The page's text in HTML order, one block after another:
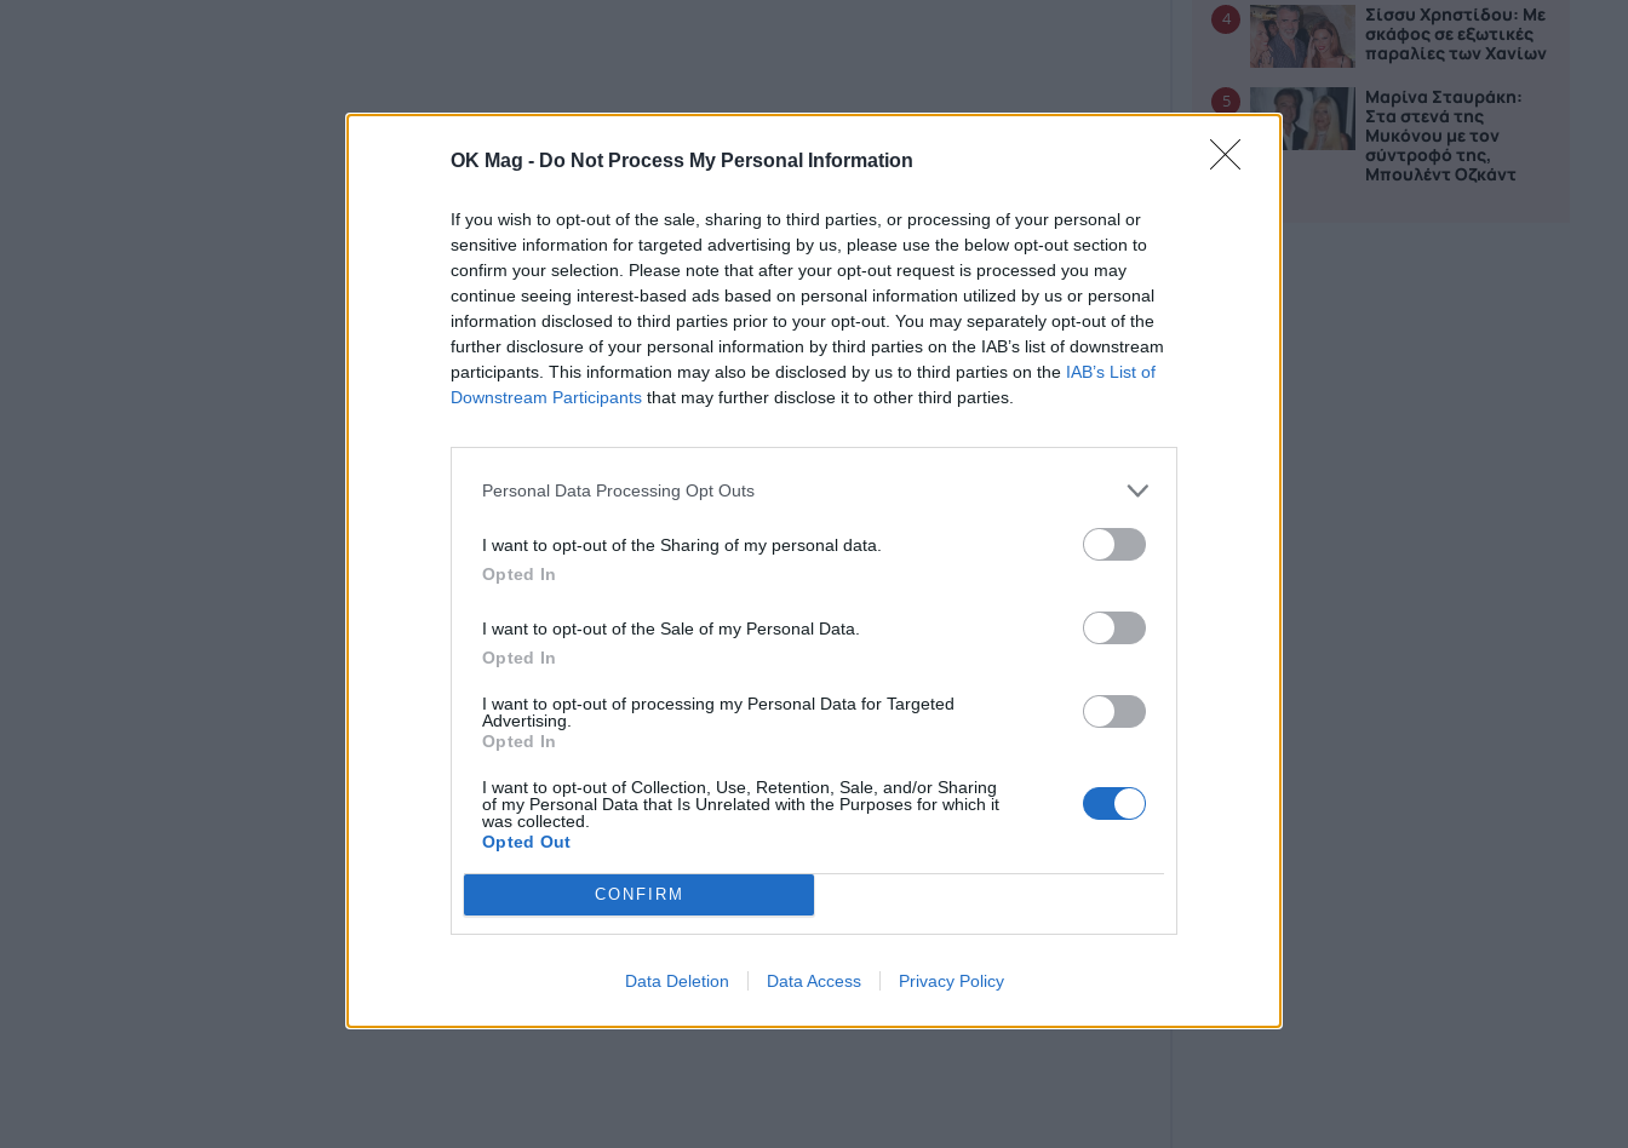
OK Mag - Do Not Process My Personal Information
If you wish to opt-out of the sale, sharing to third parties, or processing of your personal or
sensitive information for targeted advertising by us, please use the below opt-out section to
confirm your selection. Please note that after your opt-out request is processed you may
continue seeing interest-based ads based on personal information utilized by us or personal
information disclosed to third parties prior to your opt-out. You may separately opt-out of the
further disclosure of your personal information by third parties on the IAB’s list of downstream
participants. This information may also be disclosed by us to third parties on the IAB’s List of
Downstream Participants that may further disclose it to other third parties.
Personal Data Processing Opt Outs
I want to opt-out of the Sharing of my personal data.
Opted In
I want to opt-out of the Sale of my Personal Data.
Opted In
I want to opt-out of processing my Personal Data for Targeted
Advertising.
Opted In
I want to opt-out of Collection, Use, Retention, Sale, and/or Sharing
of my Personal Data that Is Unrelated with the Purposes for which it
was collected.
Opted Out
CONFIRM
Data Deletion Data Access Privacy Policy
4
Σίσσυ Χρηστίδου: Με
σκάφος σε εξωτικές
παραλίες των Χανίων
5
Μαρίνα Σταυράκη:
Στα στενά της
Μυκόνου με τον
σύντροφό της,
Μπουλέντ Οζκάντ